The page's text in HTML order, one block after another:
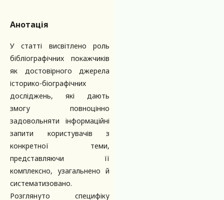
Анотація
У статті висвітлено роль
бібліографічних покажчиків
як достовірного джерела
історико-біографічних
досліджень, які дають
змогу повноцінно
задовольняти інформаційні
запити користувачів з
конкретної теми,
представляючи її
комплексно, узагальнено й
систематизовано.
Розглянуто специфіку